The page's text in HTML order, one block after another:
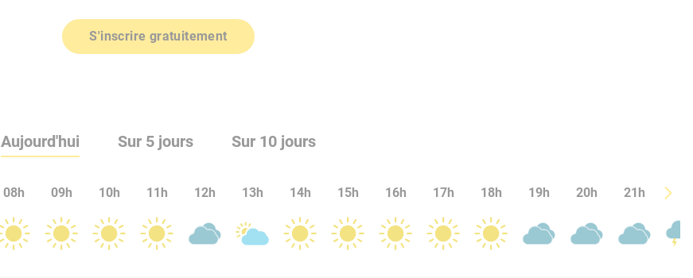
S'inscrire gratuitement
Aujourd'hui Sur 5 jours Sur 10 jours
08h 09h 10h 11h 12h 13h 14h 15h 16h 17h 18h 19h 20h 21h 22h